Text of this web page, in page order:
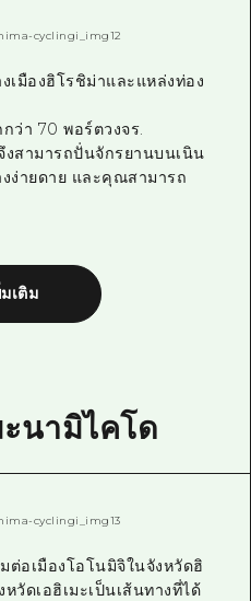
เมืองฮิโรชิม่าและแหล่งท่อง
ว่า 70 พอร์ตวงจร.
งสามารถปั่นจักรยานบนเนิน
งง่ายดาย และคุณสามารถ
เติม
นามิไคโด
ต่อเมืองโอโนมิจิในจังหวัดฮิ
วัดเอฮิเมะเป็นเส้นทางที่ได้